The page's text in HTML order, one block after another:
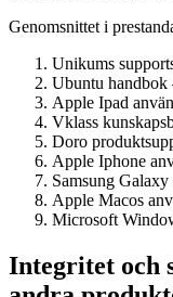
Genomsnittet i
Unikums
Ubuntu handbok
Apple Ipad
Vklass
Doro
Apple Iphone
Samsung
Apple Macos
Microsoft
Integritet och